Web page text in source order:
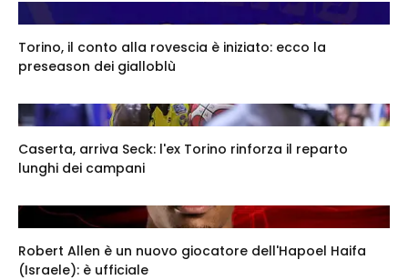
Torino, il conto alla rovescia è iniziato: ecco la
preseason dei gialloblù
Caserta, arriva Seck: l'ex Torino rinforza il reparto
lunghi dei campani
Robert Allen è un nuovo giocatore dell'Hapoel Haifa
(Israele): è ufficiale